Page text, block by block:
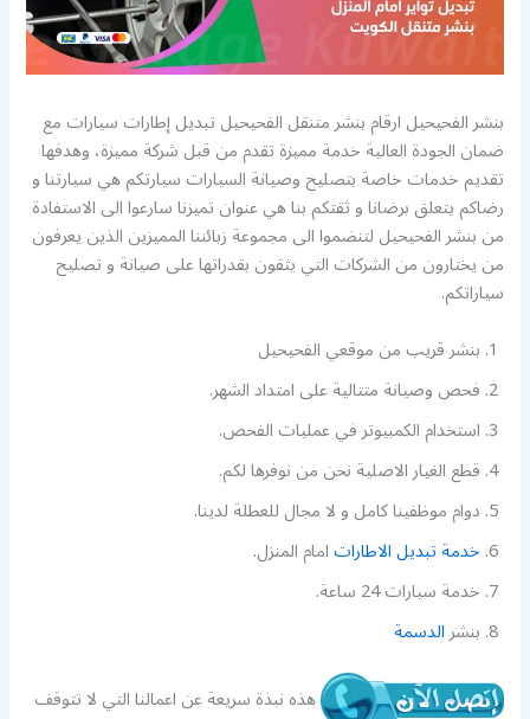
بنشر الفحيحيل ارقام بنشر متنقل الفحيحيل تبديل إطارات سيارات مع
ضمان الجودة العالية خدمة مميزة تقدم من قبل شركة مميزة، وهدفها
تقديم خدمات خاصة بتصليح وصيانة السيارات سيارتكم هي سيارتنا و
رضاكم يتعلق برضانا و ثقتكم بنا هي عنوان تميزنا سارعوا الى الاستفادة
من بنشر الفحيحيل لتنضموا الى مجموعة زبائننا المميزين الذين يعرفون
من يختارون من الشركات التي يثقون بقدراتها على صيانة و تصليح
سياراتكم.
بنشر قريب من موقعي الفحيحيل
فحص وصيانة متتالية على امتداد الشهر.
استخدام الكمبيوتر في عمليات الفحص.
قطع الغيار الاصلية نحن من نوفرها لكم.
دوام موظفينا كامل و لا مجال للعطلة لدينا.
خدمة تبديل الاطاراتامام المنزل.
خدمة سيارات 24 ساعة.
بنشرالدسمة
هذه نبذة سريعة عن اعمالنا التي لا تتوقف